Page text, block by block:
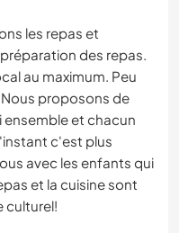
les repas et
des repas.
au maximum. Peu
proposons de
ensemble et chacun
c'est plus
avec les enfants qui
et la cuisine sont
culturel!